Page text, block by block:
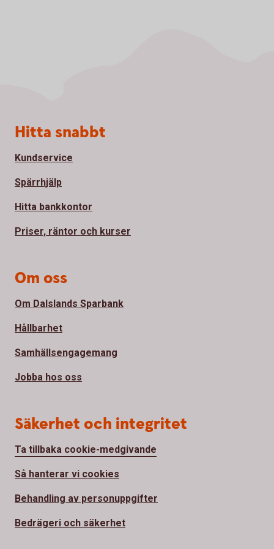
Sidfot
Hitta snabbt
Kundservice
Spärrhjälp
Hitta bankkontor
Priser, räntor och kurser
Om oss
Om Dalslands Sparbank
Hållbarhet
Samhällsengagemang
Jobba hos oss
Säkerhet och integritet
Ta tillbaka cookie-medgivande
Så hanterar vi cookies
Behandling av personuppgifter
Bedrägeri och säkerhet